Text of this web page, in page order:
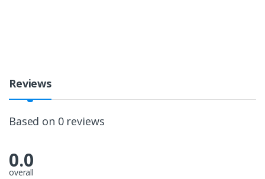
Reviews
Based on 0 reviews
0.0
overall